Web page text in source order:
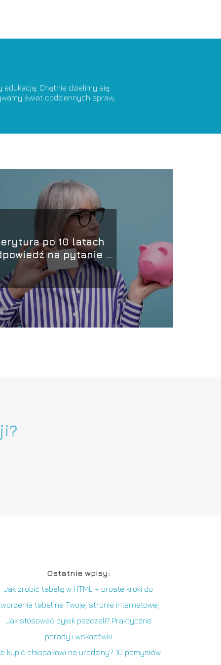
edukacją. Chętnie dzielimy się
świat codziennych spraw,
po 10 latach
na pytanie o
świadczeń
Ostatnie wpisy:
Jak zrobić tabelę w HTML – proste kroki do
tabel na Twojej stronie internetowej
Jak stosować pyłek pszczeli? Praktyczne
porady i wskazówki
kupić chłopakowi na urodziny? 10 pomysłów